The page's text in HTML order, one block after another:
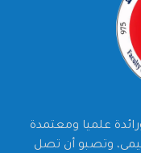
علميا ومعتمدة
وتصبو أن تصل